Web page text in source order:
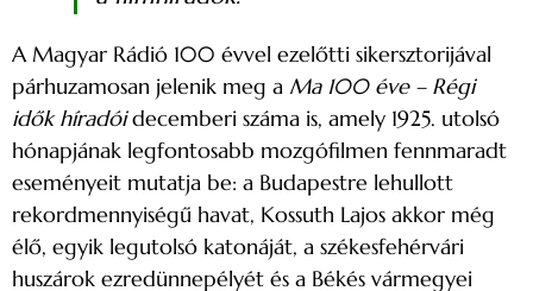
A Magyar Rádió 100 évvel ezelőtti sikersztorijával
párhuzamosan jelenik meg a Ma 100 éve – Régi
idők híradóidecemberi száma is, amely 1925. utolsó
hónapjának legfontosabb mozgófilmen fennmaradt
eseményeit mutatja be: a Budapestre lehullott
rekordmennyiségű havat, Kossuth Lajos akkor még
élő, egyik legutolsó katonáját, a székesfehérvári
huszárok ezredünnepélyét és a Békés vármegyei